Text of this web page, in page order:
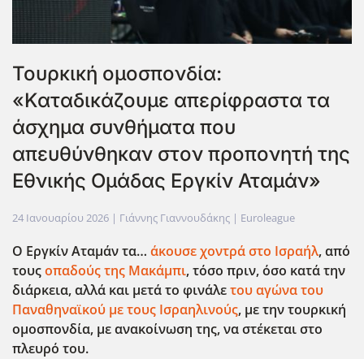
Τουρκική ομοσπονδία:
«Καταδικάζουμε απερίφραστα τα
άσχημα συνθήματα που
απευθύνθηκαν στον προπονητή της
Εθνικής Ομάδας Εργκίν Αταμάν»
24 Ιανουαρίου 2026 | Γιάννης Γιαννουδάκης | Euroleague
Ο Εργκίν Αταμάν τα… άκουσε χοντρά στο Ισραήλ, από
τουςοπαδούς της Μακάμπι, τόσο πριν, όσο κατά την
διάρκεια, αλλά και μετά το φινάλετου αγώνα του
Παναθηναϊκού με τους Ισραηλινούς, με την τουρκική
ομοσπονδία, με ανακοίνωση της, να στέκεται στο
πλευρό του.